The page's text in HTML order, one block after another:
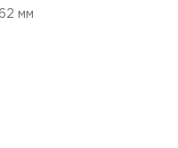
мм